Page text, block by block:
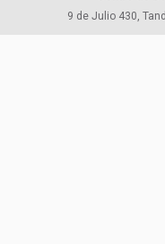
9 de Julio 430,